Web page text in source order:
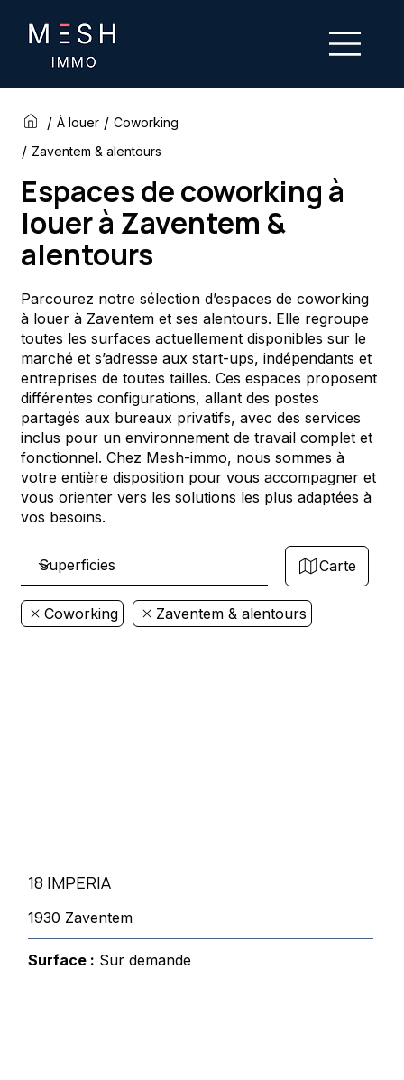
/ À louer / Coworking
/ Zaventem & alentours
Espaces de coworking à
louer à Zaventem &
alentours
Parcourez notre sélection d’espaces de coworking
à louer à Zaventem et ses alentours. Elle regroupe
toutes les surfaces actuellement disponibles sur le
marché et s’adresse aux start-ups, indépendants et
entreprises de toutes tailles. Ces espaces proposent
différentes configurations, allant des postes
partagés aux bureaux privatifs, avec des services
inclus pour un environnement de travail complet et
fonctionnel. Chez Mesh-immo, nous sommes à
votre entière disposition pour vous accompagner et
vous orienter vers les solutions les plus adaptées à
vos besoins.
Carte
Coworking Zaventem & alentours
18 IMPERIA
1930 Zaventem
Surface : Sur demande